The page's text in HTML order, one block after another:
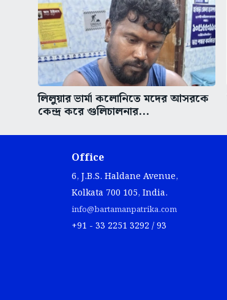
লিলুয়ার ভার্মা কলোনিতে মদের আসরকে
কেন্দ্র করে গুলিচালনার...
Office
6, J.B.S. Haldane Avenue,
Kolkata 700 105, India.
info@bartamanpatrika.com
+91 - 33 2251 3292 / 93